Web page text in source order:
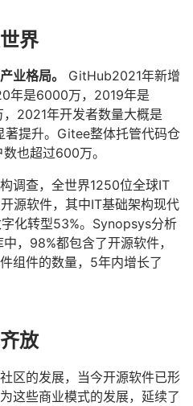
界
业格局。
GitHub2021年新增
年是6000万，2019年是
2021年开发者数量大概是
提升。Gitee整体托管代码仓
也超过600万。
调查，全世界1250位全球IT
源软件，其中IT基础架构现代
化转型53%。Synopsys分析
，98%都包含了开源软件，
组件的数量，5年内增长了
放
区的发展，当今开源软件已形
这些商业模式的发展，延续了